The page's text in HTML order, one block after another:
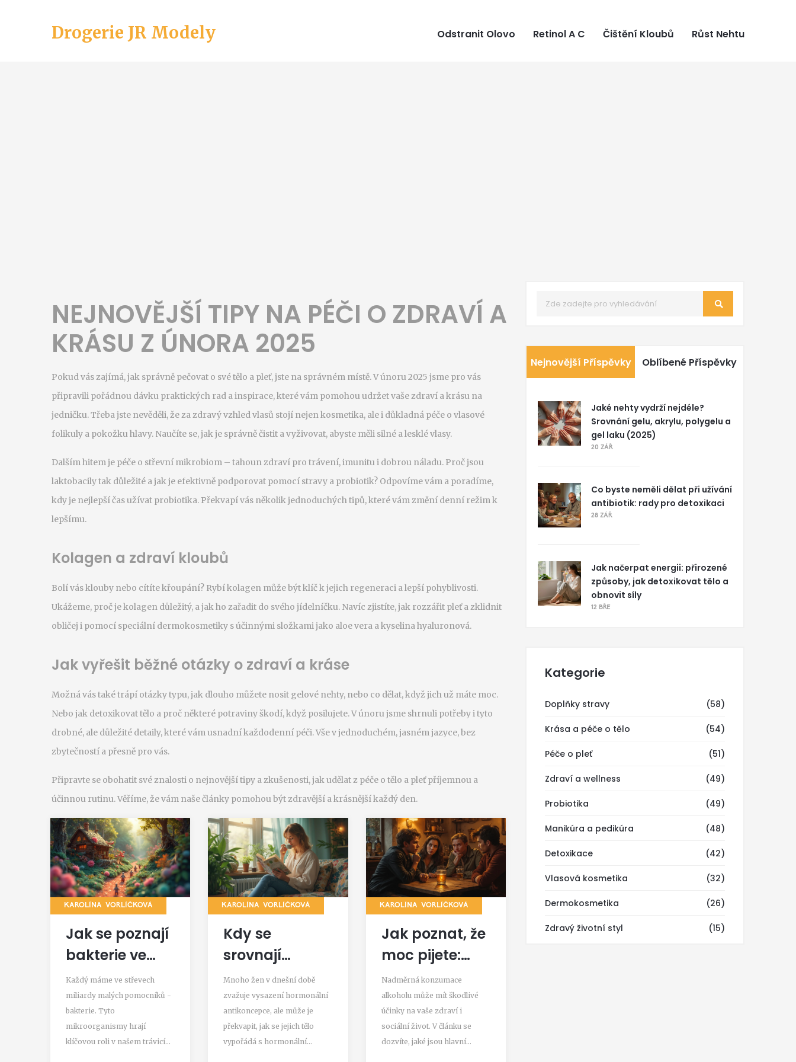
Drogerie JR Modely Odstranit Olovo Retinol A C Čištění Kloubů Růst Nehtu
NEJNOVĚJŠÍ TIPY NA PÉČI O ZDRAVÍ A
KRÁSU Z ÚNORA 2025
Pokud vás zajímá, jak správně pečovat o své tělo a pleť, jste na správném místě. V únoru 2025 jsme pro vás
připravili pořádnou dávku praktických rad a inspirace, které vám pomohou udržet vaše zdraví a krásu na
jedničku. Třeba jste nevěděli, že za zdravý vzhled vlasů stojí nejen kosmetika, ale i důkladná péče o vlasové
folikuly a pokožku hlavy. Naučíte se, jak je správně čistit a vyživovat, abyste měli silné a lesklé vlasy.
Dalším hitem je péče o střevní mikrobiom – tahoun zdraví pro trávení, imunitu i dobrou náladu. Proč jsou
laktobacily tak důležité a jak je efektivně podporovat pomocí stravy a probiotik? Odpovíme vám a poradíme,
kdy je nejlepší čas užívat probiotika. Překvapí vás několik jednoduchých tipů, které vám změní denní režim k
lepšímu.
Kolagen a zdraví kloubů
Bolí vás klouby nebo cítíte křoupání? Rybí kolagen může být klíč k jejich regeneraci a lepší pohyblivosti.
Ukážeme, proč je kolagen důležitý, a jak ho zařadit do svého jídelníčku. Navíc zjistíte, jak rozzářit pleť a zklidnit
obličej i pomocí speciální dermokosmetiky s účinnými složkami jako aloe vera a kyselina hyaluronová.
Jak vyřešit běžné otázky o zdraví a kráse
Možná vás také trápí otázky typu, jak dlouho můžete nosit gelové nehty, nebo co dělat, když jich už máte moc.
Nebo jak detoxikovat tělo a proč některé potraviny škodí, když posilujete. V únoru jsme shrnuli potřeby i tyto
drobné, ale důležité detaily, které vám usnadní každodenní péči. Vše v jednoduchém, jasném jazyce, bez
zbytečností a přesně pro vás.
Připravte se obohatit své znalosti o nejnovější tipy a zkušenosti, jak udělat z péče o tělo a pleť příjemnou a
účinnou rutinu. Věříme, že vám naše články pomohou být zdravější a krásnější každý den.
KAROLÍNA VORLÍČKOVÁ
Jak se poznají
bakterie ve
střevech?
Každý máme ve střevech
miliardy malých pomocníků -
bakterie. Tyto
mikroorganismy hrají
klíčovou roli v našem trávicím
KAROLÍNA VORLÍČKOVÁ
Kdy se
srovnají
hormony po
vysazení
antikoncepce?
Mnoho žen v dnešní době
zvažuje vysazení hormonální
antikoncepce, ale může je
překvapit, jak se jejich tělo
vypořádá s hormonální
KAROLÍNA VORLÍČKOVÁ
Jak poznat, že
moc pijete:
Příznaky a
řešení
Nadměrná konzumace
alkoholu může mít škodlivé
účinky na vaše zdraví i
sociální život. V článku se
dozvíte, jaké jsou hlavní
Nejnovější Příspěvky Oblíbené Příspěvky
Jaké nehty vydrží nejdéle?
Srovnání gelu, akrylu, polygelu a
gel laku (2025)
20 ZÁŘ
Co byste neměli dělat při užívání
antibiotik: rady pro detoxikaci
28 ZÁŘ
Jak načerpat energii: přirozené
způsoby, jak detoxikovat tělo a
obnovit síly
12 BŘE
Kategorie
Doplňky stravy (58)
Krása a péče o tělo (54)
Péče o pleť (51)
Zdraví a wellness (49)
Probiotika (49)
Manikúra a pedikúra (48)
Detoxikace (42)
Vlasová kosmetika (32)
Dermokosmetika (26)
Zdravý životní styl (15)